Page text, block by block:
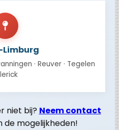
· Reuver · Tegelen
niet bij? Neem contact
de mogelijkheden!